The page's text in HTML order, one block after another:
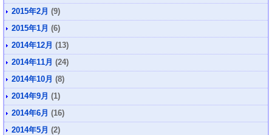
2015年2月 (9)
2015年1月 (6)
2014年12月 (13)
2014年11月 (24)
2014年10月 (8)
2014年9月 (1)
2014年6月 (16)
2014年5月 (2)